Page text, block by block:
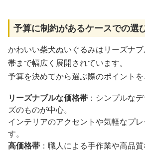
予算に制約があるケースでの選
かわいい柴犬ぬいぐるみはリーズナ
帯まで幅広く展開されています。
予算を決めてから選ぶ際のポイントを
リーズナブルな価格帯 ：シンプルな
ズのものが中心。
インテリアのアクセントや気軽なプ
す。
高価格帯 ：職人による手作業や高品